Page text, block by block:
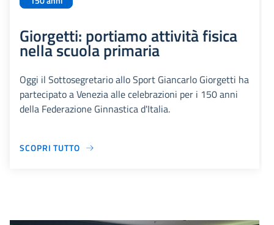
Giorgetti: portiamo attività fisica
nella scuola primaria
Oggi il Sottosegretario allo Sport Giancarlo Giorgetti ha
partecipato a Venezia alle celebrazioni per i 150 anni
della Federazione Ginnastica d'Italia.
SCOPRI TUTTO